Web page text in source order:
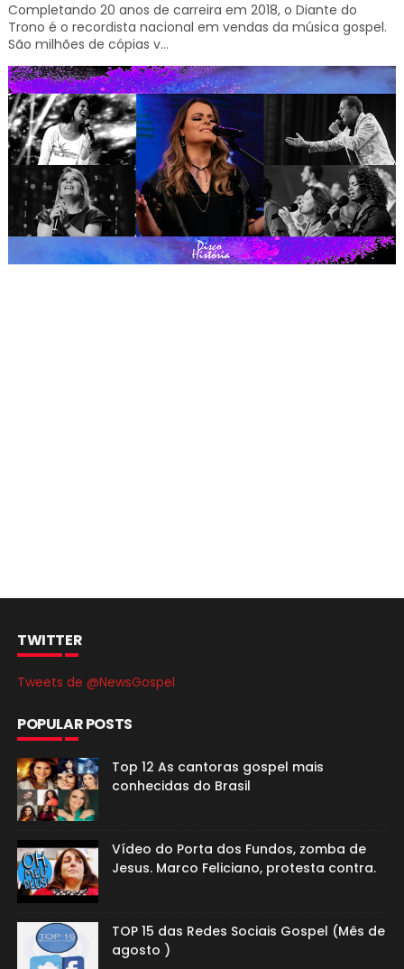
Completando 20 anos de carreira em 2018, o Diante do
Trono é o recordista nacional em vendas da música gospel.
São milhões de cópias v...
TWITTER
Tweets de @NewsGospel
POPULAR POSTS
Top 12 As cantoras gospel mais
conhecidas do Brasil
Vídeo do Porta dos Fundos, zomba de
Jesus. Marco Feliciano, protesta contra.
TOP 15 das Redes Sociais Gospel (Mês de
agosto )